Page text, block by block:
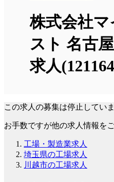
株式会社
スト 名古
求人
この求人の募集は停止していま
お手数ですが他の求人情報を
工場・製造業求人
埼玉県の工場求人
川越市の工場求人